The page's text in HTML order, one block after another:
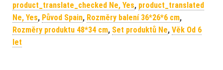
product_translate_checked Ne, Yes, product_translated
Ne, Yes, Původ Spain, Rozměry balení 36*26*6 cm,
Rozměry produktu 48*34 cm, Set produktů Ne, Věk Od 6
let